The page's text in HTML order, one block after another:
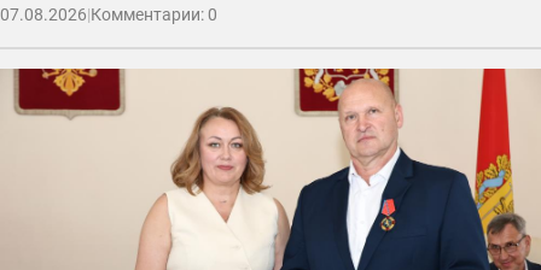
07.08.2026|Комментарии: 0